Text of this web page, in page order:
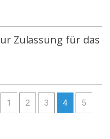
Zulassung für das
1 2 3 4 5